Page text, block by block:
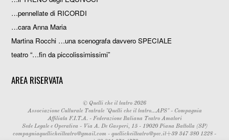
…pennellate di RICORDI
…cara Anna Maria
Martina Rocchi …una scenografa davvero SPECIALE
teatro “…fin da piccolissimissimi”
AREA RISERVATA
© Quelli che il teatro 2026
Associazione Culturale Teatrale "Quelli che il teatro...APS" - Compagnia
Affiliata F.I.T.A. - Federazione Italiana Teatro Amatori
Sede Legale e Operativa - Via A. De Gasperi, 15 - 19020 Piana Battolla (SP)
compagniaquellicheilteatro@gmail.com - quellicheilteatro@pec.it+39 347 380 1228 -